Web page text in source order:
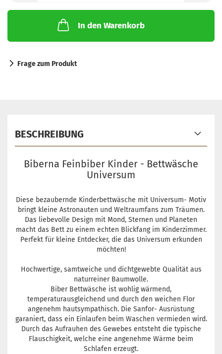
In den Warenkorb
Frage zum Produkt
BESCHREIBUNG
Biberna Feinbiber Kinder - Bettwäsche
Universum
Diese bezaubernde Kinderbettwäsche mit Universum- Motiv
bringt kleine Astronauten und Weltraumfans zum Träumen.
Das liebevolle Design mit Mond, Sternen und Planeten
macht das Bett zu einem echten Blickfang im Kinderzimmer.
Perfekt für kleine Entdecker, die das Universum erkunden
möchten!
Hochwertige, samtweiche und dichtgewebte Qualität aus
naturreiner Baumwolle.
Biber Bettwäsche ist wohlig wärmend,
temperaturausgleichend und durch den weichen Flor
angenehm hautsympathisch. Die Sanfor- Ausrüstung
garaniert, dass ein Einlaufen beim Waschen vermieden wird.
Durch das Aufrauhen des Gewebes entsteht die typische
Flauschigkeit, welche eine angenehme Wärme beim
Schlafen erzeugt.